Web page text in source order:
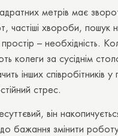
метрів має
частіші хвороби, пошук
– необхідність.
колеги за сусіднім
інших співробітників
стрес.
він
бажання змінити